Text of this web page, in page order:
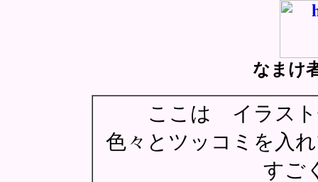
なまけ
ここは イラスト
色々とツッコミを入
すご